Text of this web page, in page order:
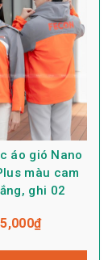
áo gió Nano
màu cam
ghi 02
₫